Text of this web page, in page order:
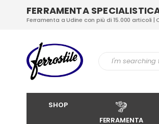
FERRAMENTA
Ferramenta a Udine con più di 15.000 articoli |
SHOP
FERRAMENTA